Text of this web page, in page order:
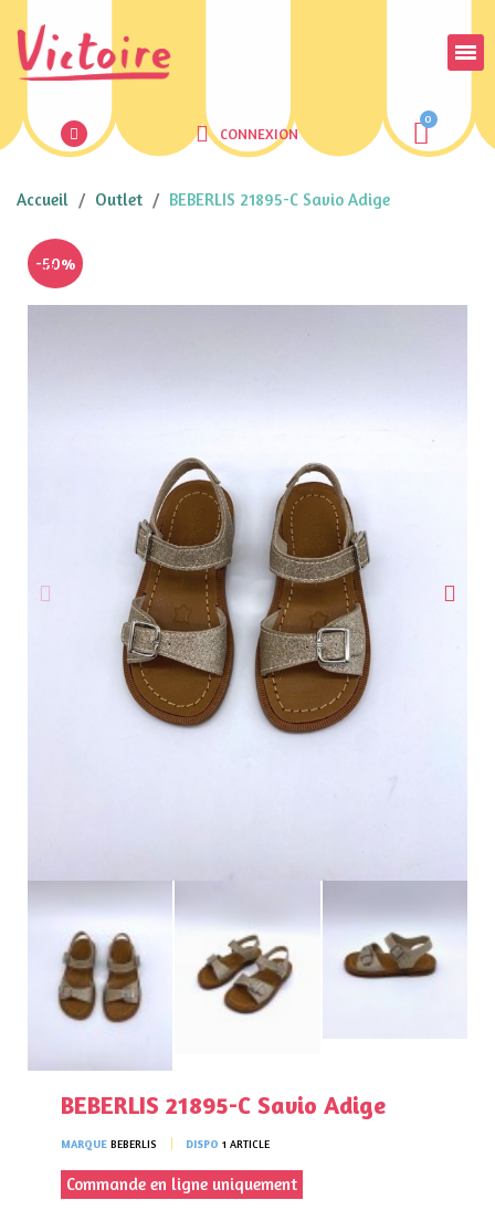
CONNEXION
Accueil Outlet BEBERLIS 21895-C Savio Adige
-50%
BEBERLIS 21895-C Savio Adige
MARQUE BEBERLIS DISPO 1 ARTICLE
Commande en ligne uniquement